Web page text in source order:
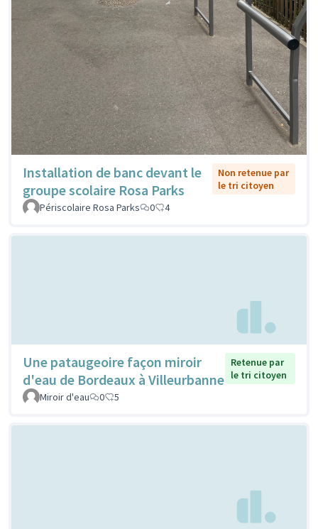
Installation de banc devant le
groupe scolaire Rosa Parks
Non retenue par
le tri citoyen
Périscolaire Rosa Parks
0 4
Une pataugeoire façon miroir
d'eau de Bordeaux à Villeurbanne
Retenue par
le tri citoyen
Miroir d'eau
0 5